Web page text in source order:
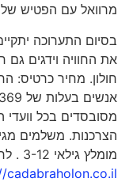
מרוואל עם הפטיש של
את החוויה וידגים גם
מסובסדים בכל וועדי
הצרכנות. משלמים
מומלץ גילאי 3-12 . לרכישה הכנסו לאתר התערוכה –
cadabraholon.co.il/